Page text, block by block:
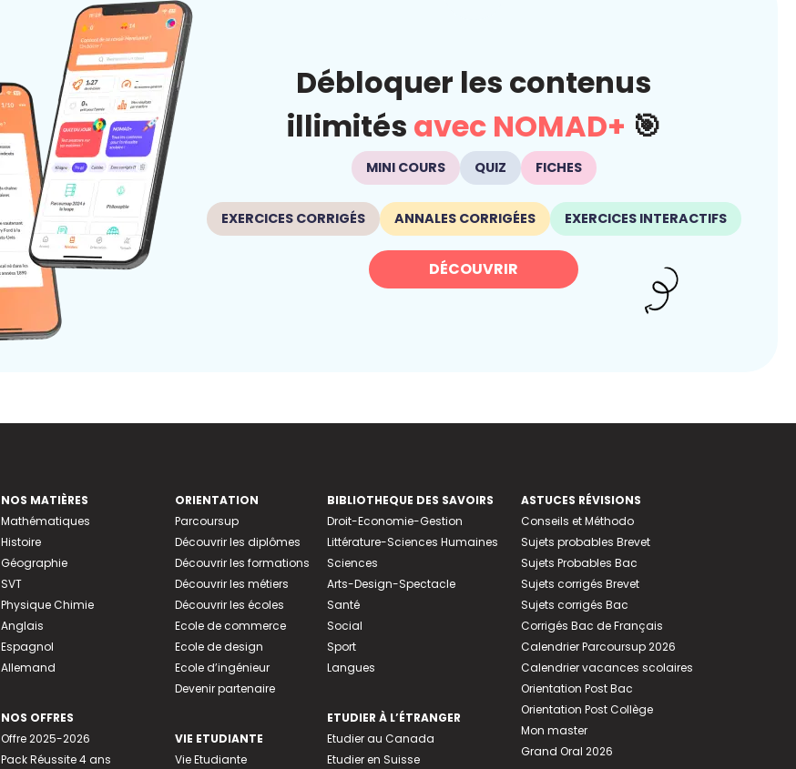
Débloquer les contenus
illimités avec NOMAD+ 🎯
MINI COURS QUIZ FICHES
EXERCICES CORRIGÉS ANNALES CORRIGÉES EXERCICES INTERACTIFS
DÉCOUVRIR
NOS MATIÈRES
Mathématiques
Histoire
Géographie
SVT
Physique Chimie
Anglais
Espagnol
Allemand
NOS OFFRES
Offre 2025-2026
Pack Réussite 4 ans
ORIENTATION
Parcoursup
Découvrir les diplômes
Découvrir les formations
Découvrir les métiers
Découvrir les écoles
Ecole de commerce
Ecole de design
Ecole d’ingénieur
Devenir partenaire
VIE ETUDIANTE
Vie Etudiante
BIBLIOTHEQUE DES SAVOIRS
Droit-Economie-Gestion
Littérature-Sciences Humaines
Sciences
Arts-Design-Spectacle
Santé
Social
Sport
Langues
ETUDIER À L’ÉTRANGER
Etudier au Canada
Etudier en Suisse
ASTUCES RÉVISIONS
Conseils et Méthodo
Sujets probables Brevet
Sujets Probables Bac
Sujets corrigés Brevet
Sujets corrigés Bac
Corrigés Bac de Français
Calendrier Parcoursup 2026
Calendrier vacances scolaires
Orientation Post Bac
Orientation Post Collège
Mon master
Grand Oral 2026